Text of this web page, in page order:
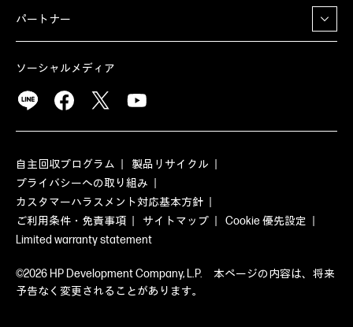
パートナー
ソーシャルメディア
自主回収プログラム
製品リサイクル
プライバシーへの取り組み
カスタマーハラスメント対応基本方針
ご利用条件・免責事項
サイトマップ
Cookie 優先設定
Limited warranty statement
©2026 HP Development Company, L.P. 本ページの内容は、将来
予告なく変更されることがあります。